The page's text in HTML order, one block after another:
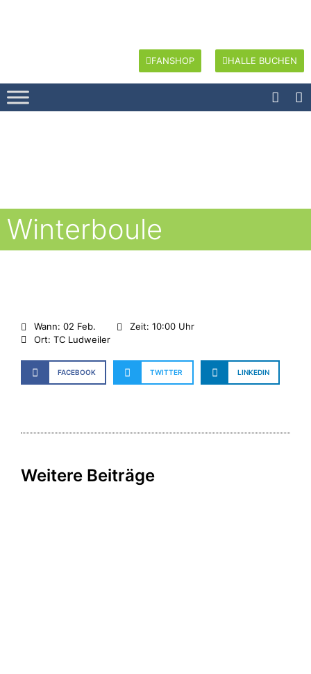
FANSHOP HALLE BUCHEN
Winterboule
Wann: 02 Feb.
Zeit: 10:00 Uhr
Ort: TC Ludweiler
FACEBOOK TWITTER LINKEDIN
Weitere Beiträge